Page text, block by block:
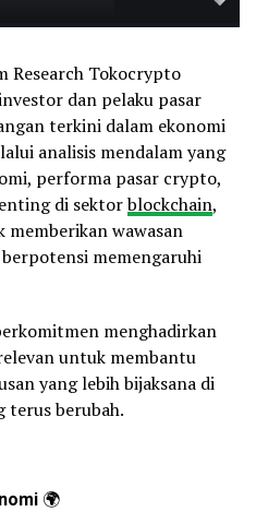
Research Tokocrypto
dan pelaku pasar
terkini dalam ekonomi
analisis mendalam yang
performa pasar crypto,
di sektorblockchain,
wawasan
memengaruhi
menghadirkan
untuk membantu
yang lebih bijaksana di
terus berubah.
🌍